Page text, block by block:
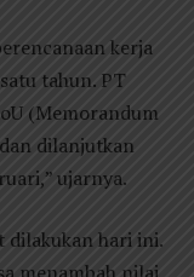
kerja
tahun. PT
(Memorandum
dilanjutkan
ujarnya.
dilakukan hari ini.